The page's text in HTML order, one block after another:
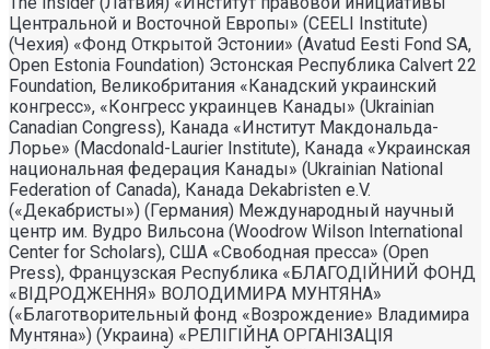
Центральной и Восточной Европы» (CEELI Institute)
(Чехия) «Фонд Открытой Эстонии» (Avatud Eesti Fond SA,
Open Estonia Foundation) Эстонская Республика Calvert 22
Foundation, Великобритания «Канадский украинский
конгресс», «Конгресс украинцев Канады» (Ukrainian
Canadian Congress), Канада «Институт Макдональда-
Лорье» (Macdonald-Laurier Institute), Канада «Украинская
национальная федерация Канады» (Ukrainian National
Federation of Canada), Канада Dekabristen e.V.
(«Декабристы») (Германия) Международный научный
центр им. Вудро Вильсона (Woodrow Wilson International
Center for Scholars), США «Свободная пресса» (Open
Press), Французская Республика «БЛАГОДIЙНИЙ ФОНД
«ВIДРОДЖЕННЯ» ВОЛОДИМИРА МУНТЯНА»
(«Благотворительный фонд «Возрождение» Владимира
Мунтяна») (Украина) «РЕЛIГIЙНА ОРГАНIЗАЦIЯ